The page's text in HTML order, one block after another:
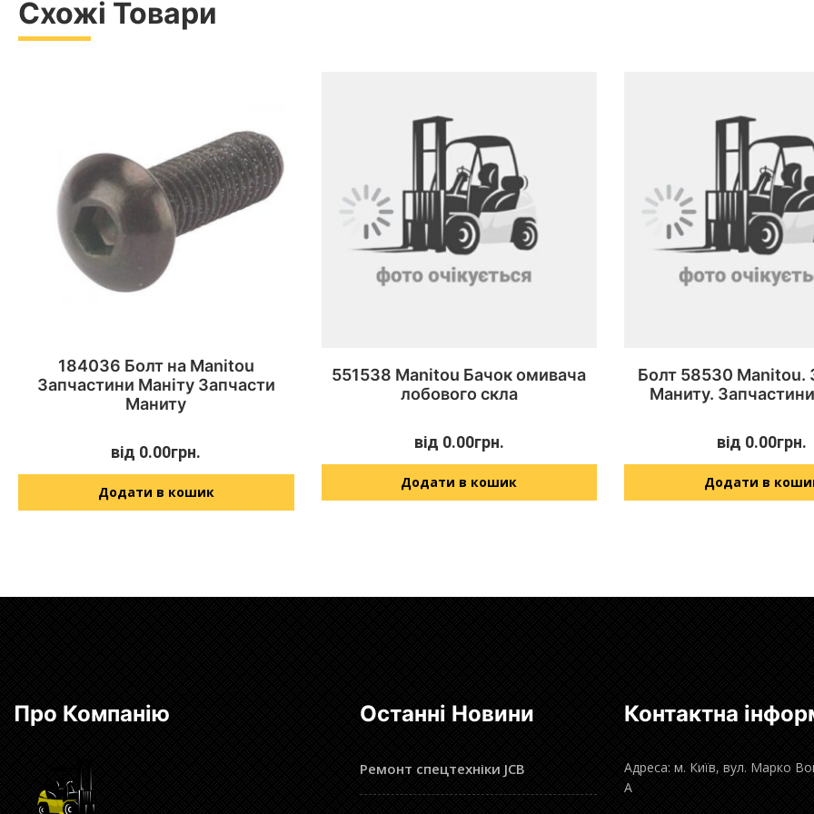
Схожі Товари
184036 Болт на Manitou
Запчастини Маніту Запчасти
Маниту
від 0.00грн.
Додати в кошик
551538 Manitou Бачок омивача
лобового скла
від 0.00грн.
Додати в кошик
Болт 58530 Manitou.
Маниту.
від 0.00грн.
Додати в
Про Компанію Останні Новини
Ремонт спецтехніки JCB
Контактна
Адреса: м. Київ, вул. Марко
А